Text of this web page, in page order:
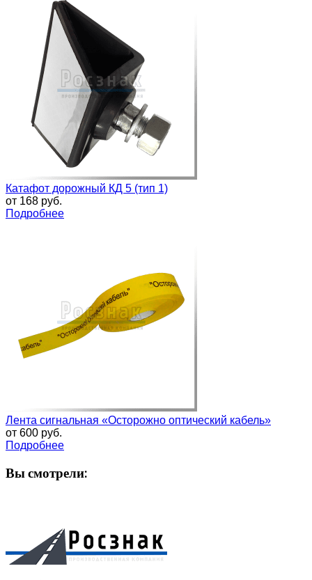
Катафот дорожный КД 5 (тип 1)
от 168 руб.
Подробнее
Лента сигнальная «Осторожно оптический кабель»
от 600 руб.
Подробнее
Вы смотрели: